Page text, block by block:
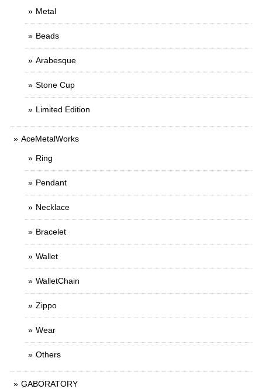
Metal
Beads
Arabesque
Stone Cup
Limited Edition
AceMetalWorks
Ring
Pendant
Necklace
Bracelet
Wallet
WalletChain
Zippo
Wear
Others
GABORATORY